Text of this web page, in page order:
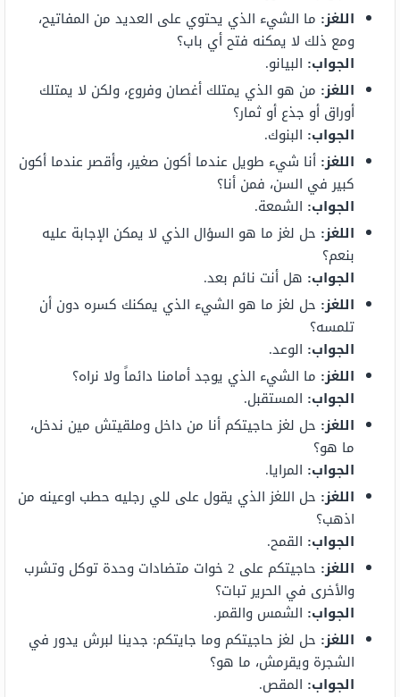
اللغز: ما الشيء الذي يحتوي على العديد من المفاتيح،
ومع ذلك لا يمكنه فتح أي باب؟
الجواب: البيانو.
اللغز: من هو الذي يمتلك أغصان وفروع، ولكن لا يمتلك
أوراق أو جذع أو ثمار؟
الجواب: البنوك.
اللغز: أنا شيء طويل عندما أكون صغير، وأقصر عندما أكون
كبير في السن، فمن أنا؟
الجواب: الشمعة.
اللغز: حل لغز ما هو السؤال الذي لا يمكن الإجابة عليه
بنعم؟
الجواب: هل أنت نائم بعد.
اللغز: حل لغز ما هو الشيء الذي يمكنك كسره دون أن
تلمسه؟
الجواب: الوعد.
اللغز: ما الشيء الذي يوجد أمامنا دائماً ولا نراه؟
الجواب: المستقبل.
اللغز: حل لغز حاجيتكم أنا من داخل وملقيتش مين ندخل،
ما هو؟
الجواب: المرايا.
اللغز: حل اللغز الذي يقول على للي رجليه حطب اوعينه من
اذهب؟
الجواب: القمح.
اللغز:
حاجيتكم على 2 خوات متضادات وحدة توكل وتشرب
والأخرى في الحرير تبات؟
الجواب: الشمس والقمر.
اللغز: حل لغز حاجيتكم وما جايتكم: جدينا لبرش يدور في
الشجرة ويقرمش، ما هو؟
الجواب: المقص.